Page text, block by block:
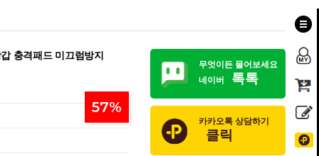
충격패드 미끄럼방지
57%
무엇이든 물어보세요
네이버
톡톡
카카오톡 상담하기
클릭